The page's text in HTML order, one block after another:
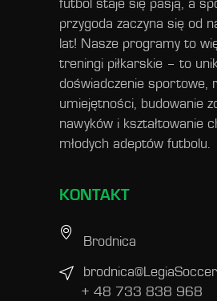
futbol staje się pasją, a
przygoda zaczyna się od
lat! Nasze programy to
treningi piłkarskie – to
doświadczenie sportowe,
umiejętności, budowanie
nawyków i kształtowanie
młodych adeptów futbolu.
KONTAKT
Brodnica
+ 48 733 838 968